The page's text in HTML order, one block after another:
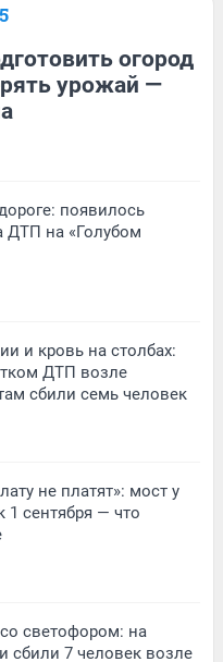
огород
урожай —
появилось
ДТП на «Голубом
и кровь на столбах:
ДТП возле
сбили семь человек
не платят»: мост у
1 сентября — что
светофором: на
сбили 7 человек возле